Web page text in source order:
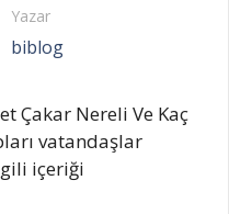
Yazar
biblog
Çakar Nereli Ve Kaç
vatandaşlar
içeriği